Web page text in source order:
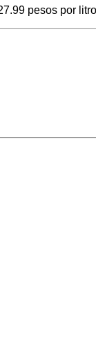
pesos por